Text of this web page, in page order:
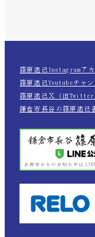
篠原遙己Instagramア
篠原遙己Youtubeチャ
篠原遙己Ｘ（旧Twitter
鎌倉市長谷の篠原遙己